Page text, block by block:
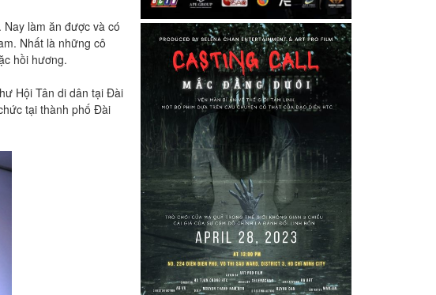
làm ăn được và có
Nhất là những cô
hồi hương.
Hội Tân di dân tại Đài
tại thành phố Đài